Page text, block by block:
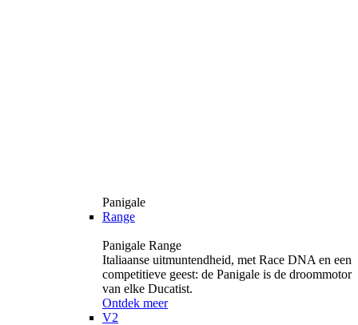
Panigale
Range
Panigale Range
Italiaanse uitmuntendheid, met Race DNA en een
competitieve geest: de Panigale is de droommotor
van elke Ducatist.
Ontdek meer
V2